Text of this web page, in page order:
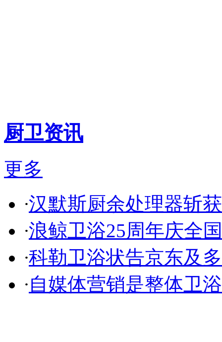
厨卫资讯
更多
·汉默斯厨余处理器斩
·浪鲸卫浴25周年庆全
·科勒卫浴状告京东及
·自媒体营销是整体卫